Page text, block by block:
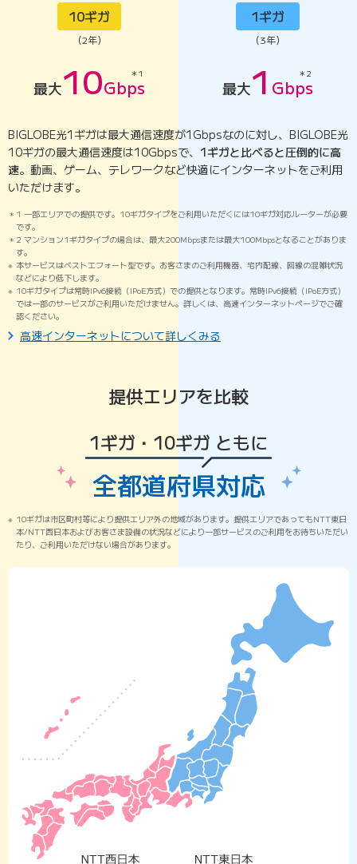
10ギガ
（2年）
1ギガ
（3年）
最大10Gbps
＊1
最大1 Gbps
＊2
BIGLOBE光1ギガは最大通信速度が1Gbpsなのに対し、BIGLOBE光
10ギガの最大通信速度は10Gbpsで、 1ギガと比べると圧倒的に高
速。動画、ゲーム、テレワークなど快適にインターネットをご利用
いただけます。
1 一部エリアでの提供です。10ギガタイプをご利用いただくには10ギガ対応ルーターが必要
です。
2 マンション1ギガタイプの場合は、最大200Mbpsまたは最大100Mbpsとなることがありま
す。
本サービスはベストエフォート型です。お客さまのご利用機器、宅内配線、回線の混雑状況
などにより低下します。
10ギガタイプは常時IPv6接続（IPoE方式）での提供となります。常時IPv6接続（IPoE方式）
では一部のサービスがご利用いただけません。詳しくは、高速インターネットページでご確
認ください。
高速インターネットについて詳しくみる
提供エリアを比較
1ギガ・10ギガ ともに
全都道府県対応
10ギガは市区町村等により提供エリア外の地域があります。提供エリアであってもNTT東日
本/NTT西日本およびお客さま設備の状況などにより一部サービスのご利用をお待ちいただい
たり、ご利用いただけない場合があります。